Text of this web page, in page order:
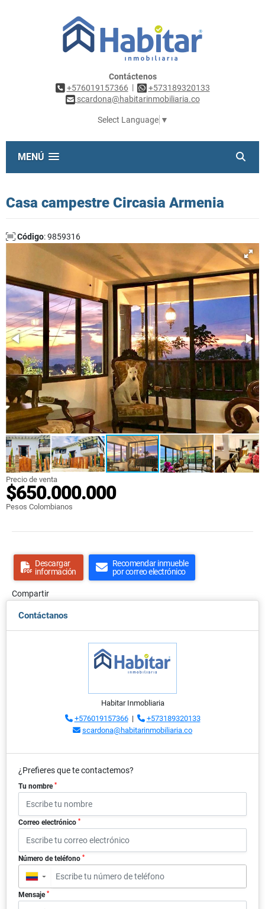
Contáctenos
+576019157366 |
+573189320133
scardona@habitarinmobiliaria.co
Select Language ▼
MENÚ
Casa campestre Circasia Armenia
Código: 9859316
Precio de venta
$650.000.000
Pesos Colombianos
Descargar
información
Recomendar inmueble
por correo electrónico
Compartir
Contáctanos
Habitar Inmobliaria
+576019157366|
+573189320133
scardona@habitarinmobiliaria.co
¿Prefieres que te contactemos?
Tu nombre *
Correo electrónico *
Número de teléfono *
▼
Mensaje *